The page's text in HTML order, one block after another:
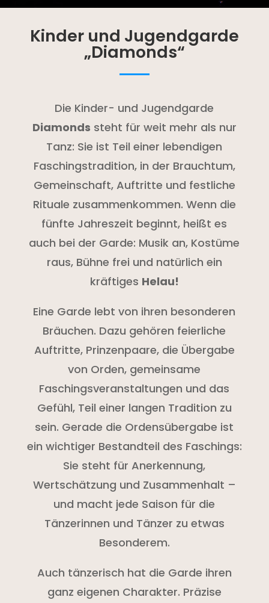
Kinder und Jugendgarde
„Diamonds“
Die Kinder- und Jugendgarde
Diamonds steht für weit mehr als nur
Tanz: Sie ist Teil einer lebendigen
Faschingstradition, in der Brauchtum,
Gemeinschaft, Auftritte und festliche
Rituale zusammenkommen. Wenn die
fünfte Jahreszeit beginnt, heißt es
auch bei der Garde: Musik an, Kostüme
raus, Bühne frei und natürlich ein
kräftiges Helau!
Eine Garde lebt von ihren besonderen
Bräuchen. Dazu gehören feierliche
Auftritte, Prinzenpaare, die Übergabe
von Orden, gemeinsame
Faschingsveranstaltungen und das
Gefühl, Teil einer langen Tradition zu
sein. Gerade die Ordensübergabe ist
ein wichtiger Bestandteil des Faschings:
Sie steht für Anerkennung,
Wertschätzung und Zusammenhalt –
und macht jede Saison für die
Tänzerinnen und Tänzer zu etwas
Besonderem.
Auch tänzerisch hat die Garde ihren
ganz eigenen Charakter. Präzise